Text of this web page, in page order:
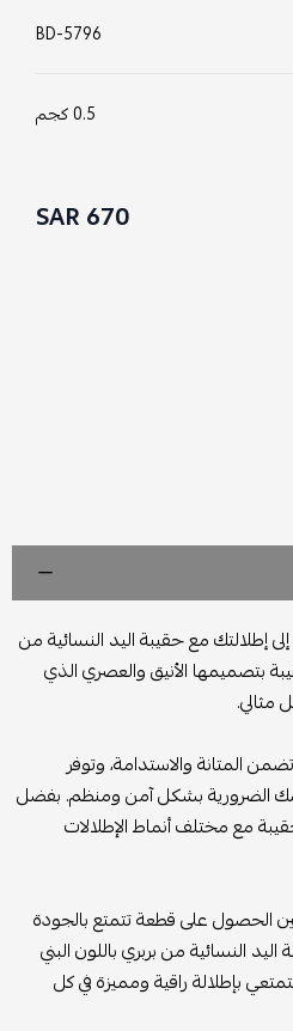
BD-5796
0.5 كجم
670 SAR
إطلالتك مع حقيبة اليد النسائية من
بتصميمها الأنيق والعصري الذي
مثالي.
المتانة والاستدامة، وتوفر
الضرورية بشكل آمن ومنظم. بفضل
مع مختلف أنماط الإطلالات
الحصول على قطعة تتمتع بالجودة
النسائية من بربري باللون البني
بإطلالة راقية ومميزة في كل